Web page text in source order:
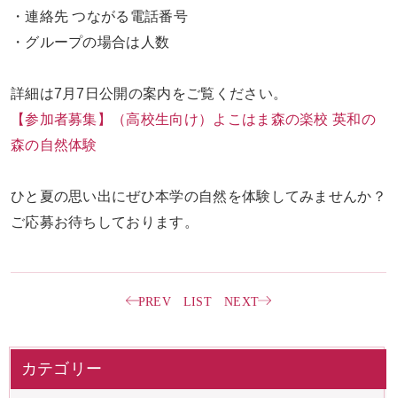
・連絡先 つながる電話番号
・グループの場合は人数
詳細は7月7日公開の案内をご覧ください。
【参加者募集】（高校生向け）よこはま森の楽校 英和の
森の自然体験
ひと夏の思い出にぜひ本学の自然を体験してみませんか？
ご応募お待ちしております。
PREV LIST NEXT
カテゴリー